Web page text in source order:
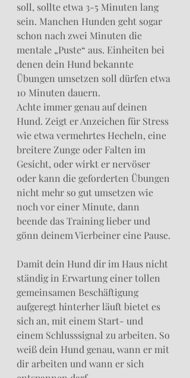
soll, sollte etwa 3-5 Minuten lang
sein. Manchen Hunden geht sogar
schon nach zwei Minuten die
mentale „Puste“ aus. Einheiten bei
denen dein Hund bekannte
Übungen umsetzen soll dürfen etwa
10 Minuten dauern.
Achte immer genau auf deinen
Hund. Zeigt er Anzeichen für Stress
wie etwa vermehrtes Hecheln, eine
breitere Zunge oder Falten im
Gesicht, oder wirkt er nervöser
oder kann die geforderten Übungen
nicht mehr so gut umsetzen wie
noch vor einer Minute, dann
beende das Training lieber und
gönn deinem Vierbeiner eine Pause.
Damit dein Hund dir im Haus nicht
ständig in Erwartung einer tollen
gemeinsamen Beschäftigung
aufgeregt hinterher läuft bietet es
sich an, mit einem Start- und
einem Schlusssignal zu arbeiten. So
weiß dein Hund genau, wann er mit
dir arbeiten und wann er sich